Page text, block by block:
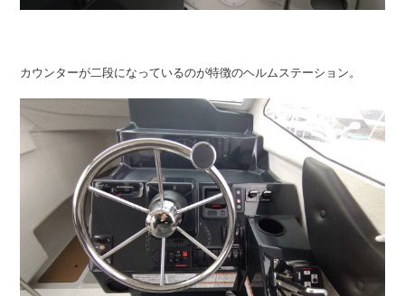
カウンターが二段になっているのが特徴のヘルムステーション。